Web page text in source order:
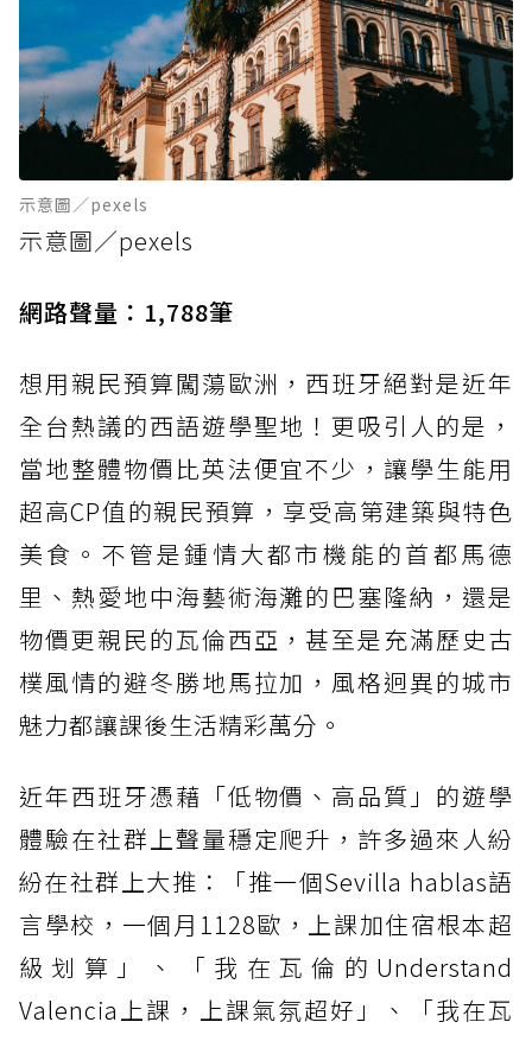
示意圖／pexels
示意圖／pexels
網路聲量：1,788筆
想用親民預算闖蕩歐洲，西班牙絕對是近年
全台熱議的西語遊學聖地！更吸引人的是，
當地整體物價比英法便宜不少，讓學生能用
超高CP值的親民預算，享受高第建築與特色
美食。不管是鍾情大都市機能的首都馬德
里、熱愛地中海藝術海灘的巴塞隆納，還是
物價更親民的瓦倫西亞，甚至是充滿歷史古
樸風情的避冬勝地馬拉加，風格迥異的城市
魅力都讓課後生活精彩萬分。
近年西班牙憑藉「低物價、高品質」的遊學
體驗在社群上聲量穩定爬升，許多過來人紛
紛在社群上大推：「推一個Sevilla hablas語
言學校，一個月1128歐，上課加住宿根本超
級划算」、「我在瓦倫的Understand
Valencia上課，上課氣氛超好」、「我在瓦